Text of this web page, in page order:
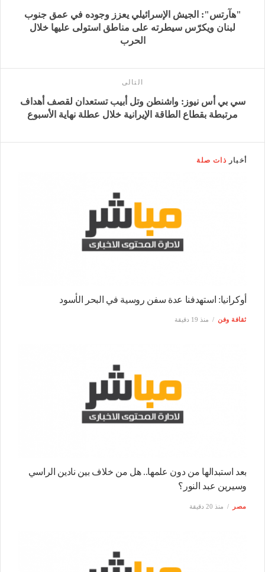
"هآرتس": الجيش الإسرائيلي يعزز وجوده في عمق جنوب
لبنان ويكرّس سيطرته على مناطق استولى عليها خلال
الحرب
التالى
سي بي أس نيوز: واشنطن وتل أبيب تستعدان لقصف أهداف
مرتبطة بقطاع الطاقة الإيرانية خلال عطلة نهاية الأسبوع
أخبار ذات صلة
أوكرانيا: استهدفنا عدة سفن روسية في البحر الأسود
ثقافة وفن منذ 19 دقيقة
بعد استبدالها من دون علمها.. هل من خلاف بين نادين الراسي
وسيرين عبد النور؟
مصر منذ 20 دقيقة